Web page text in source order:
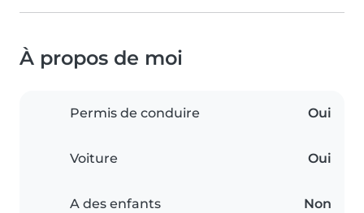
À propos de moi
Permis de conduire Oui
Voiture Oui
A des enfants Non